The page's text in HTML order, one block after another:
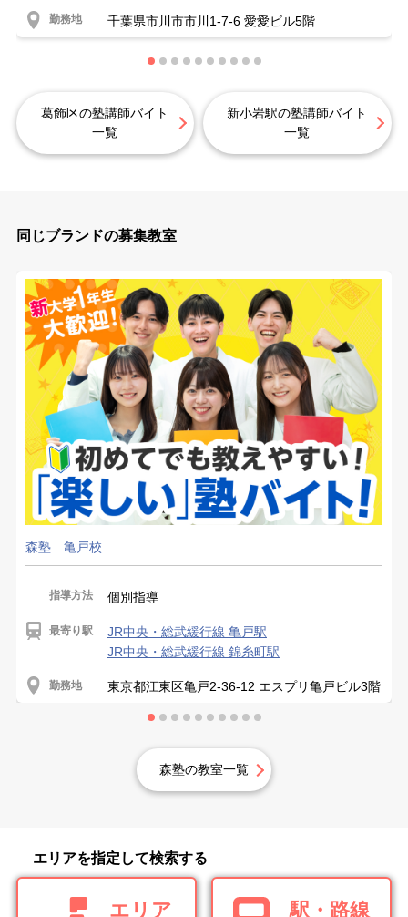
勤務地 千葉県市川市市川1-7-6 愛愛ビル5階
葛飾区の塾講師バイト
一覧
新小岩駅の塾講師バイト
一覧
同じブランドの募集教室
森塾 亀戸校
指導方法 個別指導
最寄り駅
JR中央・総武緩行線 亀戸駅
JR中央・総武緩行線 錦糸町駅
勤務地 東京都江東区亀戸2-36-12 エスプリ亀戸ビル3階
森塾の教室一覧
エリアを指定して検索する
エリア 駅・路線